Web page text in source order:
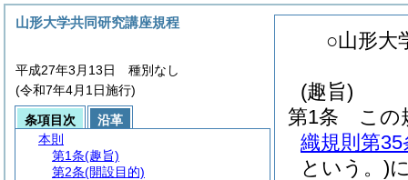
○山形大
(趣旨)
第1条
この
織規則第
という。)
山形大学共同研究講座規程
平成27年3月13日 種別なし
(令和7年4月1日施行)
条項目次
沿革
本則
第1条(趣旨)
第2条(開設目的)